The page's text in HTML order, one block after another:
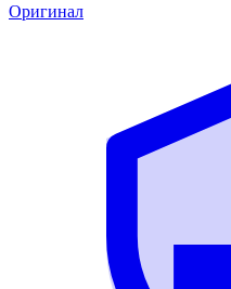
Оригинал